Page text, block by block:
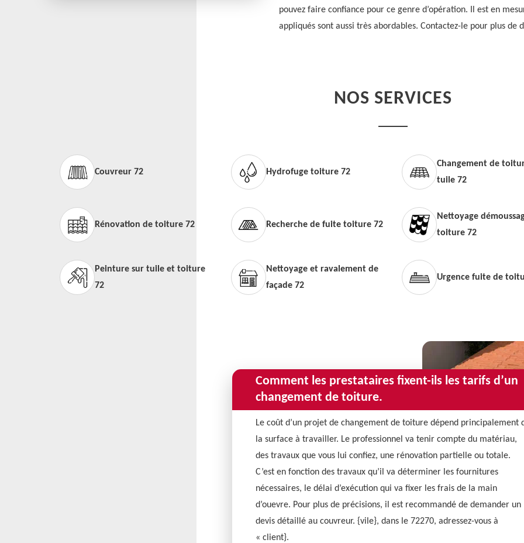
pouvez faire confiance pour ce genre d’opération. Il est en
appliqués sont aussi très abordables. Contactez-le pour plus de
NOS SERVICES
Couvreur 72 Hydrofuge toiture 72
Changement de
tuile 72
Rénovation de toiture 72 Recherche de fuite toiture 72
Nettoyage
toiture 72
Peinture sur tuile et toiture
72
Nettoyage et ravalement de
façade 72
Urgence fuite de
Comment les prestataires fixent-ils les tarifs d’un
changement de toiture.
Le coût d’un projet de changement de toiture dépend principalement
la surface à travailler. Le professionnel va tenir compte du matériau,
des travaux que vous lui confiez, une rénovation partielle ou totale.
C’est en fonction des travaux qu’il va déterminer les fournitures
nécessaires, le délai d’exécution qui va fixer les frais de la main
d’ouevre. Pour plus de précisions, il est recommandé de demander un
devis détaillé au couvreur. {vile}, dans le 72270, adressez-vous à
« client}.